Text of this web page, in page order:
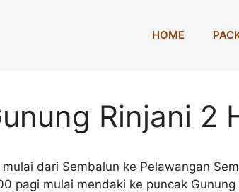
HOME
Rinjani 2
mulai dari Sembalun ke Pelawangan
pagi mulai mendaki ke puncak Gunung